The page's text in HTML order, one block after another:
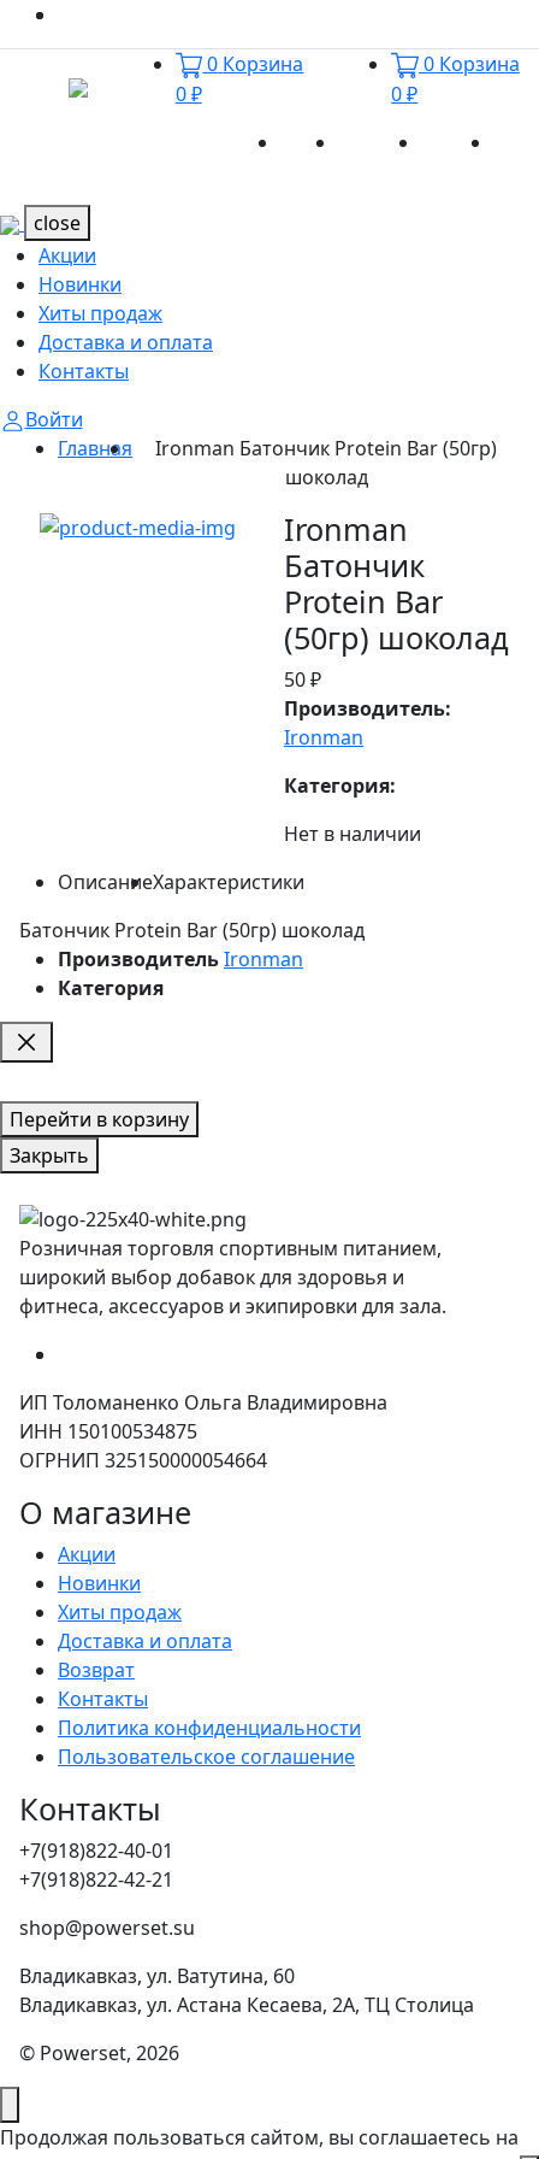
0 Корзина
0 ₽
0 Корзина
0 ₽
Акции Новинки
close
Акции
Новинки
Хиты продаж
Доставка и оплата
Контакты
Войти
Главная
Ironman Батончик Protein Bar (50гр)
шоколад
Ironman
Батончик
Protein Bar
(50гр) шоколад
50 ₽
Производитель:
Ironman
Категория:
Нет в наличии
ОписаниеХарактеристики
Батончик Protein Bar (50гр) шоколад
ПроизводительIronman
Категория
Перейти в корзину
Закрыть
Розничная торговля спортивным питанием,
широкий выбор добавок для здоровья и
фитнеса, аксессуаров и экипировки для зала.
ИП Толоманенко Ольга Владимировна
ИНН 150100534875
ОГРНИП 325150000054664
О магазине
Акции
Новинки
Хиты продаж
Доставка и оплата
Возврат
Контакты
Политика конфиденциальности
Пользовательское соглашение
Контакты
+7(918)822-40-01
+7(918)822-42-21
shop@powerset.su
Владикавказ, ул. Ватутина, 60
Владикавказ, ул. Астана Кесаева, 2А, ТЦ Столица
© Powerset, 2026
Продолжая пользоваться сайтом, вы соглашаетесь на